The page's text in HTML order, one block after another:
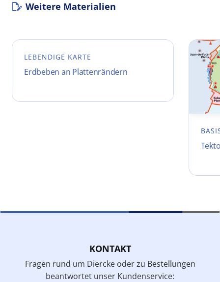
Weitere Materialien
LEBENDIGE KARTE
Erdbeben an Plattenrändern
KONTAKT
Fragen rund um Diercke oder zu Bestellungen
beantwortet unser Kundenservice: